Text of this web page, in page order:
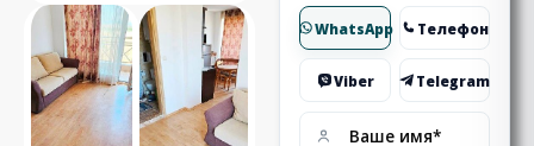
WhatsApp Телефон
Viber Telegram